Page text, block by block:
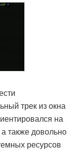
трек из окна
на
также довольно
ресурсов